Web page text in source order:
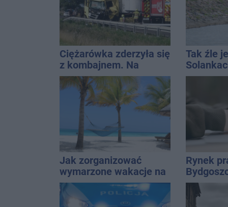
Ciężarówka zderzyła się
z kombajnem. Na
miejscu lądował
śmigłowiec LPR
Tak źle
Jak zorganizować
wymarzone wakacje na
Zanzibarze?
Rynek
warto